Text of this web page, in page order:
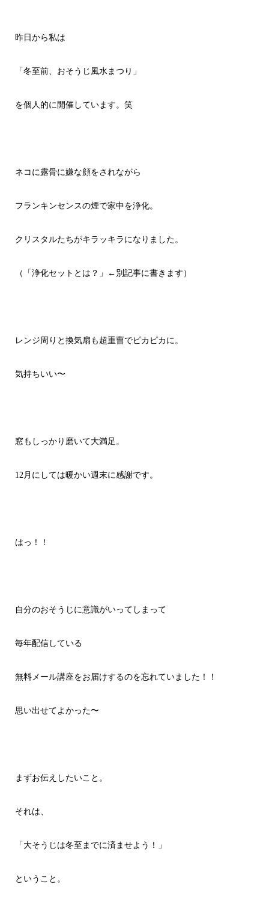
昨日から私は
「冬至前、おそうじ風水まつり」
を個人的に開催しています。笑
ネコに露骨に嫌な顔をされながら
フランキンセンスの煙で家中を浄化。
クリスタルたちがキラッキラになりました。
（「浄化セットとは？」←別記事に書きます）
レンジ周りと換気扇も超重曹でピカピカに。
気持ちいい〜
窓もしっかり磨いて大満足。
12月にしては暖かい週末に感謝です。
はっ！！
自分のおそうじに意識がいってしまって
毎年配信している
無料メール講座をお届けするのを忘れていました！！
思い出せてよかった〜
まずお伝えしたいこと。
それは、
「大そうじは冬至までに済ませよう！」
ということ。